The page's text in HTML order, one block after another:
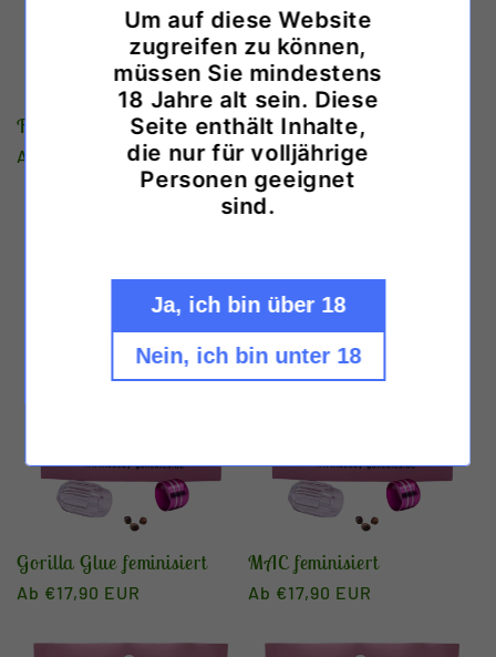
Red Wine feminisiert
Normaler
Ab €17,90 EUR
Pineapple Chunk
feminisiert
Normaler
Preis
Ab €17,90 EUR
Gorilla Glue feminisiert
Normaler
Ab €17,90 EUR
MAC feminisiert
Normaler
Ab €17,90 EUR
Um auf diese Website
zugreifen zu können,
müssen Sie mindestens
18 Jahre alt sein. Diese
Seite enthält Inhalte,
die nur für volljährige
Personen geeignet
sind.
Ja, ich bin über 18
Nein, ich bin unter 18